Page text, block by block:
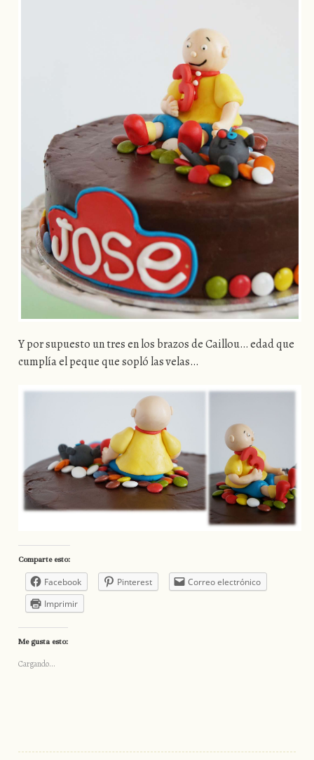
Y por supuesto un tres en los brazos de Caillou… edad que
cumplía el peque que sopló las velas…
Comparte esto:
Facebook Pinterest
Correo electrónico
Imprimir
Me gusta esto:
Cargando...